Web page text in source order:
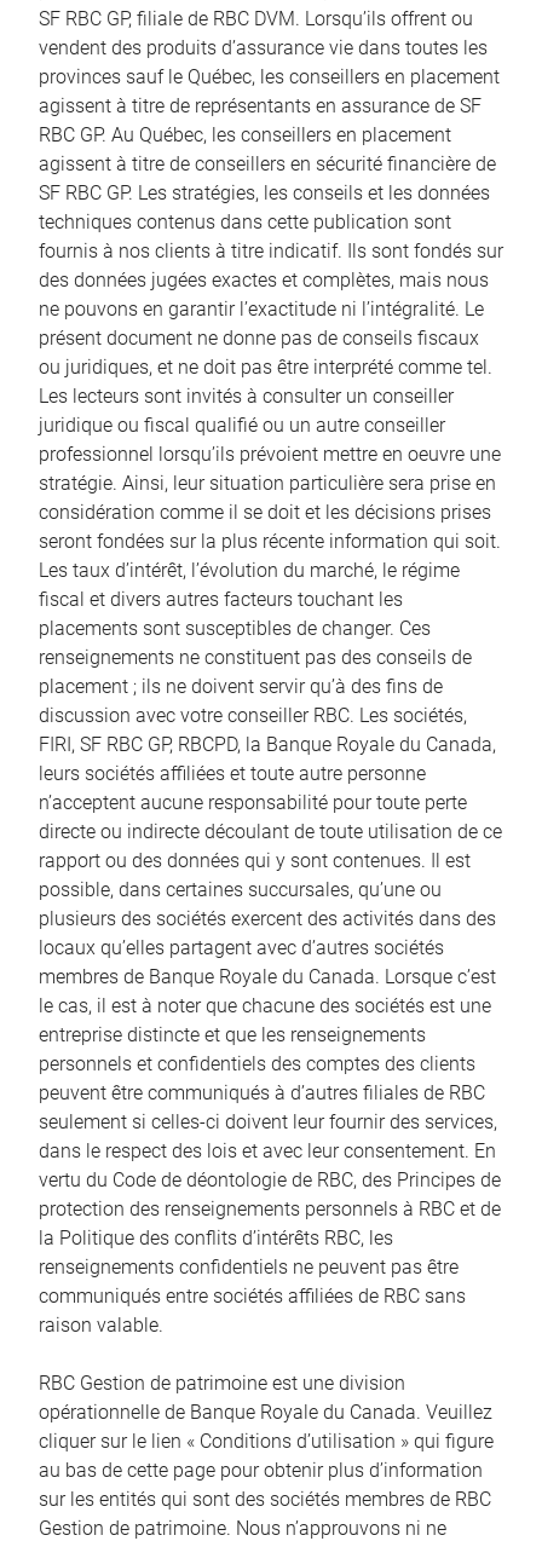
SF RBC GP, filiale de RBC DVM. Lorsqu’ils offrent ou
vendent des produits d’assurance vie dans toutes les
provinces sauf le Québec, les conseillers en placement
agissent à titre de représentants en assurance de SF
RBC GP. Au Québec, les conseillers en placement
agissent à titre de conseillers en sécurité financière de
SF RBC GP. Les stratégies, les conseils et les données
techniques contenus dans cette publication sont
fournis à nos clients à titre indicatif. Ils sont fondés sur
des données jugées exactes et complètes, mais nous
ne pouvons en garantir l’exactitude ni l’intégralité. Le
présent document ne donne pas de conseils fiscaux
ou juridiques, et ne doit pas être interprété comme tel.
Les lecteurs sont invités à consulter un conseiller
juridique ou fiscal qualifié ou un autre conseiller
professionnel lorsqu’ils prévoient mettre en oeuvre une
stratégie. Ainsi, leur situation particulière sera prise en
considération comme il se doit et les décisions prises
seront fondées sur la plus récente information qui soit.
Les taux d’intérêt, l’évolution du marché, le régime
fiscal et divers autres facteurs touchant les
placements sont susceptibles de changer. Ces
renseignements ne constituent pas des conseils de
placement ; ils ne doivent servir qu’à des fins de
discussion avec votre conseiller RBC. Les sociétés,
FIRI, SF RBC GP, RBCPD, la Banque Royale du Canada,
leurs sociétés affiliées et toute autre personne
n’acceptent aucune responsabilité pour toute perte
directe ou indirecte découlant de toute utilisation de ce
rapport ou des données qui y sont contenues. Il est
possible, dans certaines succursales, qu’une ou
plusieurs des sociétés exercent des activités dans des
locaux qu’elles partagent avec d’autres sociétés
membres de Banque Royale du Canada. Lorsque c’est
le cas, il est à noter que chacune des sociétés est une
entreprise distincte et que les renseignements
personnels et confidentiels des comptes des clients
peuvent être communiqués à d’autres filiales de RBC
seulement si celles-ci doivent leur fournir des services,
dans le respect des lois et avec leur consentement. En
vertu du Code de déontologie de RBC, des Principes de
protection des renseignements personnels à RBC et de
la Politique des conflits d’intérêts RBC, les
renseignements confidentiels ne peuvent pas être
communiqués entre sociétés affiliées de RBC sans
raison valable.
RBC Gestion de patrimoine est une division
opérationnelle de Banque Royale du Canada. Veuillez
cliquer sur le lien « Conditions d’utilisation » qui figure
au bas de cette page pour obtenir plus d’information
sur les entités qui sont des sociétés membres de RBC
Gestion de patrimoine. Nous n’approuvons ni ne